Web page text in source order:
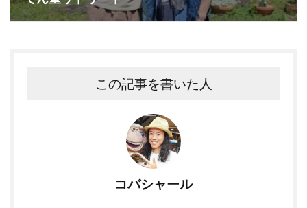
この記事を書いた人
コバシャール